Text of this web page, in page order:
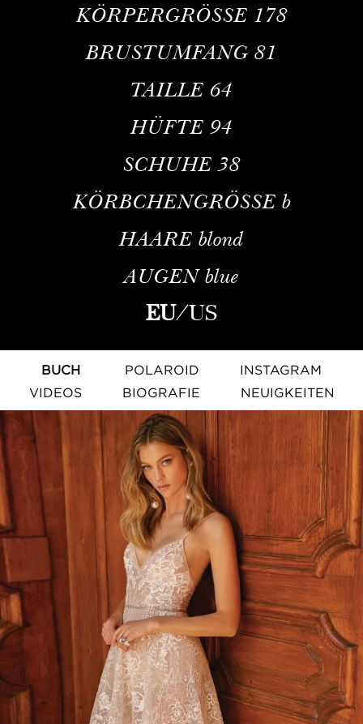
KÖRPERGRÖSSE 178
BRUSTUMFANG 81
TAILLE 64
HÜFTE 94
SCHUHE38
KÖRBCHENGRÖSSE b
HAARE blond
AUGEN blue
EU/US
BUCH POLAROID
INSTAGRAM
VIDEOS
BIOGRAFIE NEUIGKEITEN